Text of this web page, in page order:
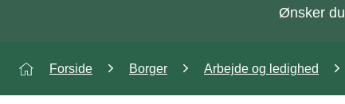
Ønsker du
Forside Borger Arbejde og ledighed